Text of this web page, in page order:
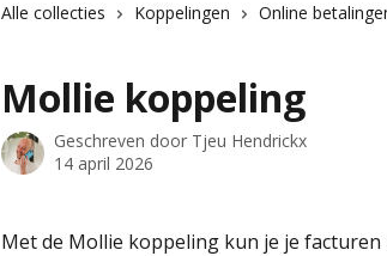
Alle collecties Koppelingen Online
Mollie koppeling
Geschreven door Tjeu Hendrickx
14 april 2026
Met de Mollie koppeling kun je je